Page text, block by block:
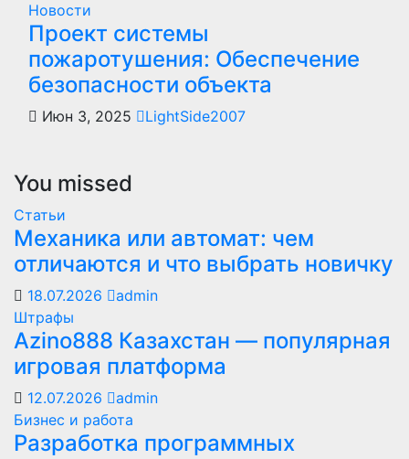
Новости
Проект системы
пожаротушения: Обеспечение
безопасности объекта
Июн 3, 2025 LightSide2007
You missed
Статьи
Механика или автомат: чем
отличаются и что выбрать новичку
18.07.2026
admin
Штрафы
Azino888 Казахстан — популярная
игровая платформа
12.07.2026
admin
Бизнес и работа
Разработка программных